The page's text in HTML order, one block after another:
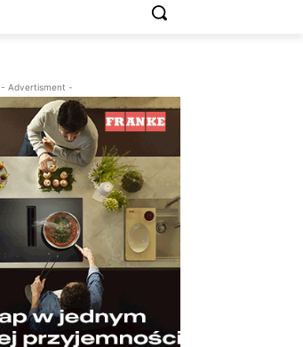
- Advertisment -